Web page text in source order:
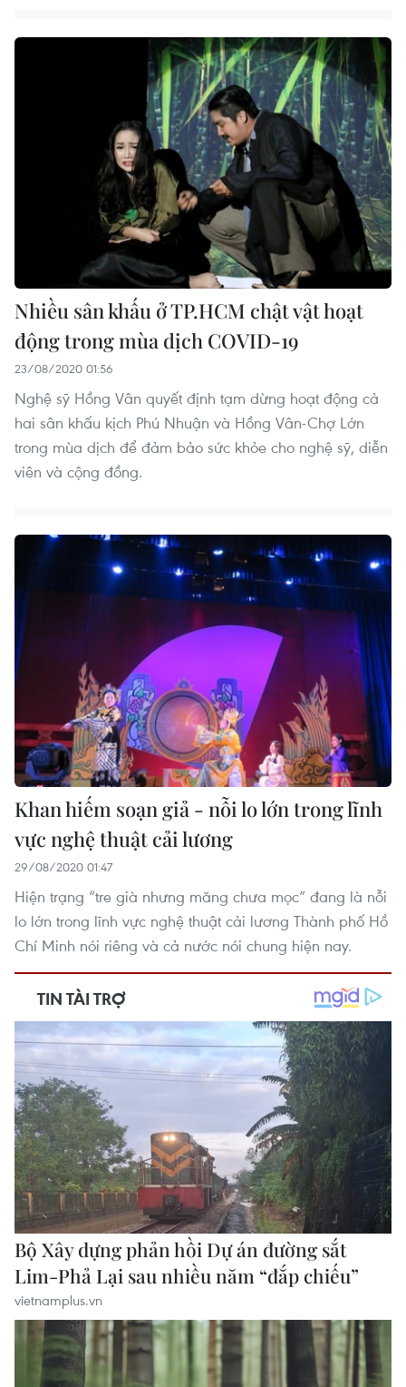
Nhiều sân khấu ở TP.HCM chật vật hoạt
động trong mùa dịch COVID-19
23/08/2020 01:56
Nghệ sỹ Hồng Vân quyết định tạm dừng hoạt động cả
hai sân khấu kịch Phú Nhuận và Hồng Vân-Chợ Lớn
trong mùa dịch để đảm bảo sức khỏe cho nghệ sỹ, diễn
viên và cộng đồng.
Khan hiếm soạn giả - nỗi lo lớn trong lĩnh
vực nghệ thuật cải lương
29/08/2020 01:47
Hiện trạng “tre già nhưng măng chưa mọc” đang là nỗi
lo lớn trong lĩnh vực nghệ thuật cải lương Thành phố Hồ
Chí Minh nói riêng và cả nước nói chung hiện nay.